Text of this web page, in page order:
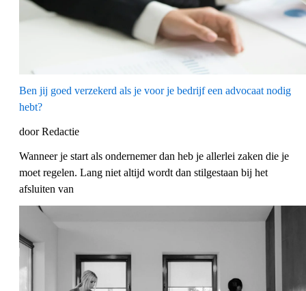
Ben jij goed verzekerd als je voor je bedrijf een advocaat nodig
hebt?
door Redactie
Wanneer je start als ondernemer dan heb je allerlei zaken die je
moet regelen. Lang niet altijd wordt dan stilgestaan bij het
afsluiten van